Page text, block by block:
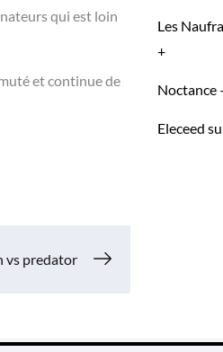
qui est loin
et continue de
vs predator
Les
+
Noctance
Eleceed